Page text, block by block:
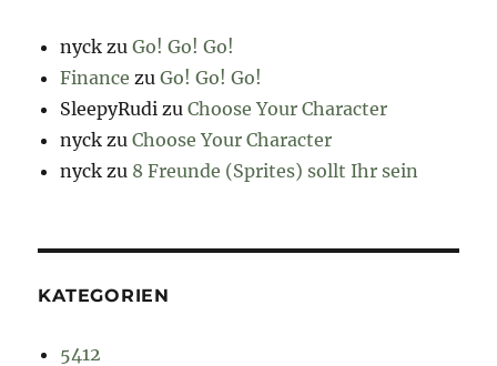
nyck zuGo! Go! Go!
Finance zuGo! Go! Go!
SleepyRudi zuChoose Your Character
nyck zuChoose Your Character
nyck zu 8 Freunde (Sprites) sollt Ihr sein
KATEGORIEN
5412